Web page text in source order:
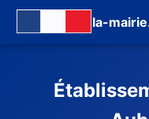
la-